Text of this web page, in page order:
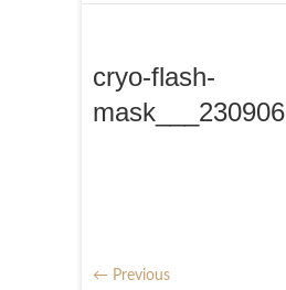
cryo-flash-
mask___230906
← Previous